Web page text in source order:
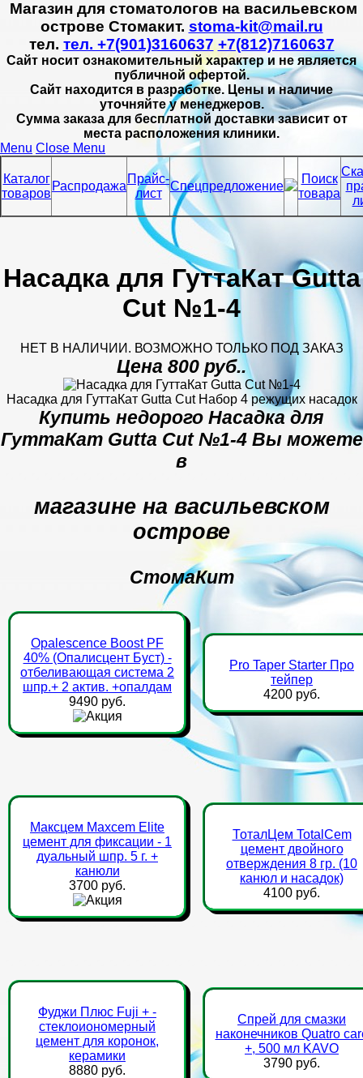
Магазин для стоматологов на васильевском
острове Стомакит. stoma-kit@mail.ru
тел. тел. +7(901)3160637 +7(812)7160637
Сайт носит ознакомительный характер и не является
публичной офертой.
Сайт находится в разработке. Цены и наличие
уточняйте у менеджеров.
Сумма заказа для бесплатной доставки зависит от
места расположения клиники.
Menu Close Menu
Каталог
товаров
Распродажа
Прайс-
лист
Спецпредложение
Поиск
товара
Насадка для ГуттаКат Gutta
Cut №1-4
НЕТ В НАЛИЧИИ. ВОЗМОЖНО ТОЛЬКО ПОД ЗАКАЗ
Цена 800 руб..
Насадка для ГуттаКат Gutta Cut Набор 4 режущих насадок
Купить недорого Насадка для
ГуттаКат Gutta Cut №1-4 Вы можете
в
магазине на васильевском
острове
СтомаКит
Opalescence Boost PF
40% (Опалисцент Буст) -
отбеливающая система 2
шпр.+ 2 актив. +опалдам
9490 руб.
Pro Taper Starter Про
тейпер
4200 руб.
Максцем Maxcem Elite
цемент для фиксации - 1
дуальный шпр. 5 г. +
канюли
3700 руб.
ТоталЦем TotalCem
цемент двойного
отверждения 8 гр. (10
канюл и насадок)
4100 руб.
Фуджи Плюс Fuji + -
стеклоиономерный
цемент для коронок,
керамики
8880 руб.
Спрей для смазки
наконечников Quatro
+, 500 мл KAVO
3790 руб.